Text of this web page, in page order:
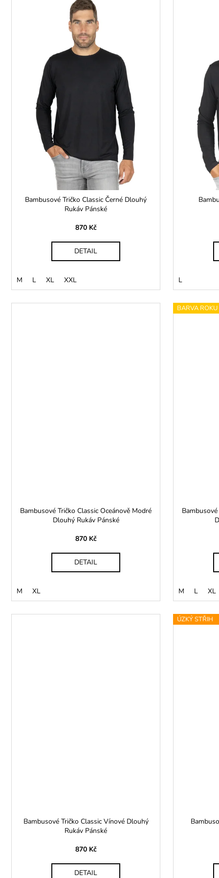
Bambusové Tričko Classic Černé Dlouhý
Rukáv Pánské
870 Kč
DETAIL
M L XL XXL L
Bambusové Tričko Classic Oceánově Modré
Dlouhý Rukáv Pánské
870 Kč
DETAIL
M XL
BARVA
M L XL
Bambusové Tričko Classic Vínové Dlouhý
Rukáv Pánské
870 Kč
DETAIL
ÚZKÝ STŘIH